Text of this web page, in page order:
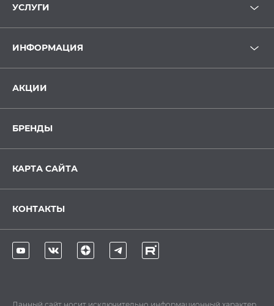
УСЛУГИ
ИНФОРМАЦИЯ
АКЦИИ
БРЕНДЫ
КАРТА САЙТА
КОНТАКТЫ